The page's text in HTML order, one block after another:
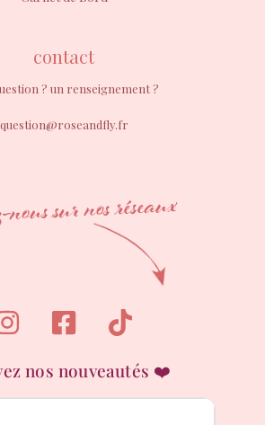
contact
? un renseignement ?
question@roseandfly.fr
nos nouveautés ❤️